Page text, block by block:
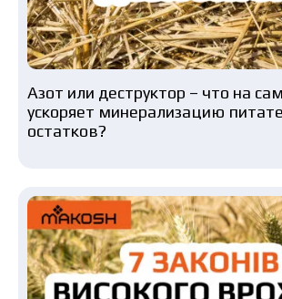
Азот или деструктор – что на
ускоряет минерализацию
остатков?